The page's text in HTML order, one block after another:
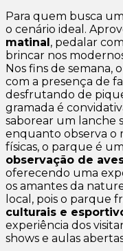
Para quem busca
o cenário ideal.
matinal , pedalar
brincar nos
Nos fins de semana,
com a presença de
desfrutando de
gramada é
saborear um lanche
enquanto observa o
físicas, o parque é
observação de
oferecendo uma
os amantes da
local, pois o parque
culturais e
experiência dos
shows e aulas